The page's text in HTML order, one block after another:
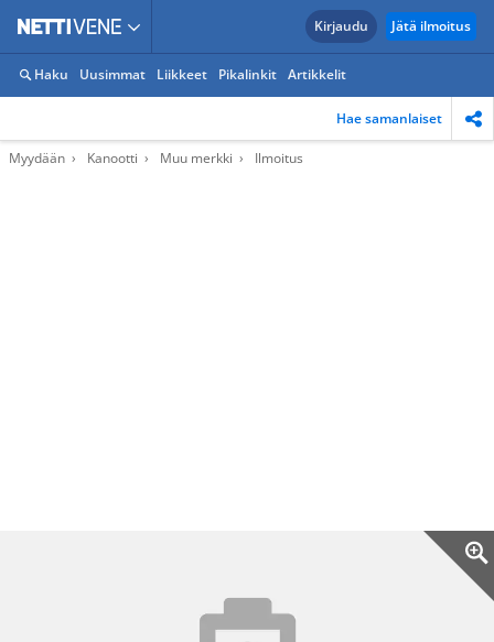
Kirjaudu Jätä ilmoitus
Haku Uusimmat Liikkeet Pikalinkit Artikkelit
Hae samanlaiset
Myydään Kanootti Muu merkki Ilmoitus